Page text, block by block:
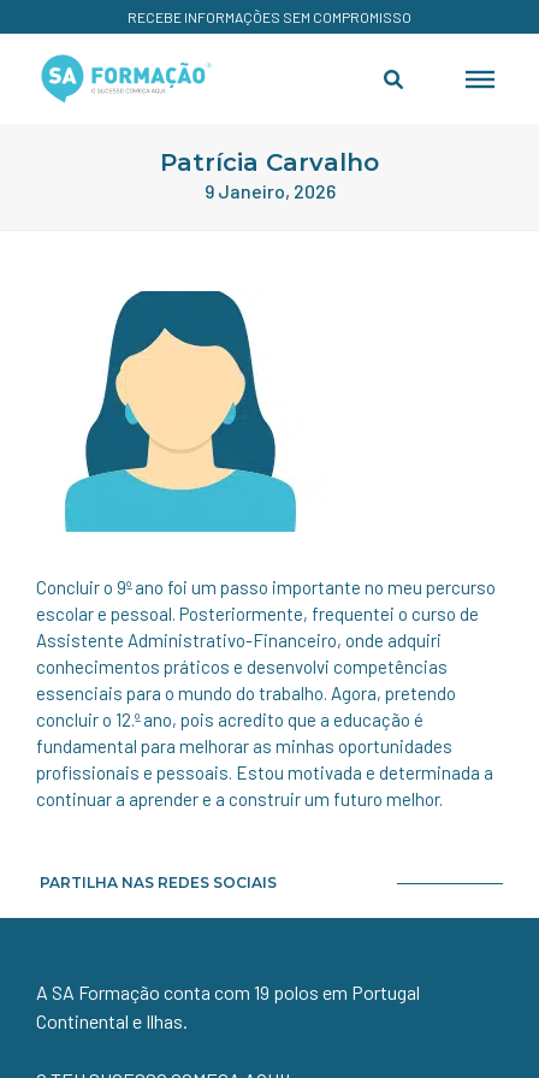
RECEBE INFORMAÇÕES SEM COMPROMISSO
Patrícia Carvalho
9 Janeiro, 2026
Concluir o 9º ano foi um passo importante no meu percurso
escolar e pessoal. Posteriormente, frequentei o curso de
Assistente Administrativo-Financeiro, onde adquiri
conhecimentos práticos e desenvolvi competências
essenciais para o mundo do trabalho. Agora, pretendo
concluir o 12.º ano, pois acredito que a educação é
fundamental para melhorar as minhas oportunidades
profissionais e pessoais. Estou motivada e determinada a
continuar a aprender e a construir um futuro melhor.
PARTILHA NAS REDES SOCIAIS
A SA Formação conta com 19 polos em Portugal
Continental e Ilhas.